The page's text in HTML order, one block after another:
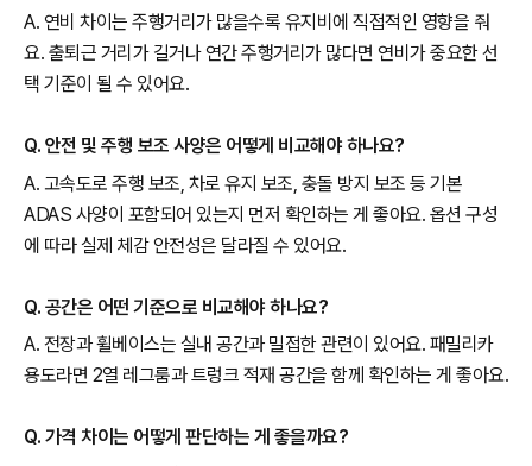
A. 연비 차이는 주행거리가 많을수록 유지비에 직접적인 영향을 줘
요. 출퇴근 거리가 길거나 연간 주행거리가 많다면 연비가 중요한 선
택 기준이 될 수 있어요.
Q. 안전 및 주행 보조 사양은 어떻게 비교해야 하나요?
A. 고속도로 주행 보조, 차로 유지 보조, 충돌 방지 보조 등 기본
ADAS 사양이 포함되어 있는지 먼저 확인하는 게 좋아요. 옵션 구성
에 따라 실제 체감 안전성은 달라질 수 있어요.
Q. 공간은 어떤 기준으로 비교해야 하나요?
A. 전장과 휠베이스는 실내 공간과 밀접한 관련이 있어요. 패밀리카
용도라면 2열 레그룸과 트렁크 적재 공간을 함께 확인하는 게 좋아요.
Q. 가격 차이는 어떻게 판단하는 게 좋을까요?